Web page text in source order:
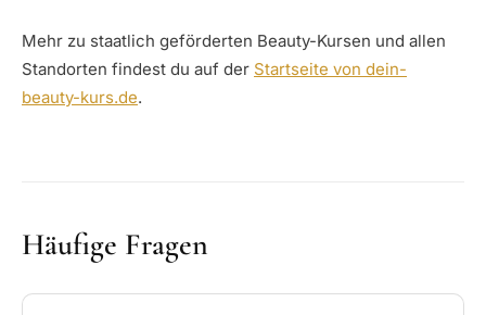
Mehr zu staatlich geförderten Beauty-Kursen und allen
Standorten findest du auf der Startseite von dein-
beauty-kurs.de.
Häufige Fragen